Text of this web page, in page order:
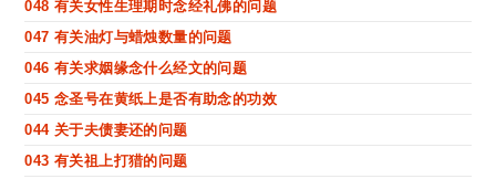
048 有关女性生理期时念经礼佛的问题
047 有关油灯与蜡烛数量的问题
046 有关求姻缘念什么经文的问题
045 念圣号在黄纸上是否有助念的功效
044 关于夫债妻还的问题
043 有关祖上打猎的问题